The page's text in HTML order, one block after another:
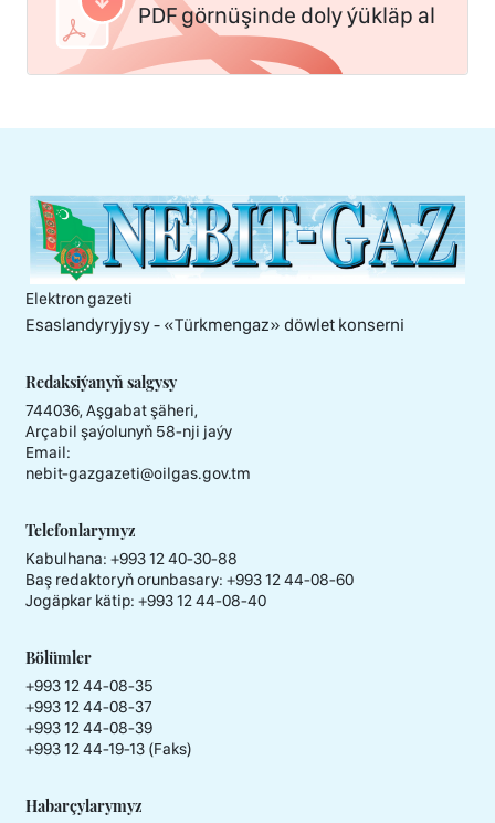
PDF görnüşinde doly ýükläp al
Elektron gazeti
Esaslandyryjysy - «Тürkmengaz» döwlet konserni
Redaksiýanyň salgysy
744036, Aşgabat şäheri,
Arçabil şaýolunyň 58-nji jaýy
Email:
nebit-gazgazeti@oilgas.gov.tm
Telefonlarymyz
Kabulhana: +993 12 40-30-88
Baş redaktoryň orunbasary: +993 12 44-08-60
Jogäpkar kätip: +993 12 44-08-40
Bölümler
+993 12 44-08-35
+993 12 44-08-37
+993 12 44-08-39
+993 12 44-19-13 (Faks)
Habarçylarymyz